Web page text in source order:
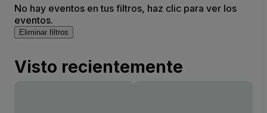
No hay eventos en tus filtros, haz clic para ver los
eventos.
Eliminar filtros
Visto recientemente